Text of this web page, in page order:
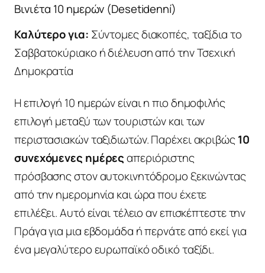
Βινιέτα 10 ημερών (Desetidenní)
Καλύτερο για: Σύντομες διακοπές, ταξίδια το
Σαββατοκύριακο ή διέλευση από την Τσεχική
Δημοκρατία
Η επιλογή 10 ημερών είναι η πιο δημοφιλής
επιλογή μεταξύ των τουριστών και των
περιστασιακών ταξιδιωτών. Παρέχει ακριβώς10
συνεχόμενες ημέρεςαπεριόριστης
πρόσβασης στον αυτοκινητόδρομο ξεκινώντας
από την ημερομηνία και ώρα που έχετε
επιλέξει. Αυτό είναι τέλειο αν επισκέπτεστε την
Πράγα για μια εβδομάδα ή περνάτε από εκεί για
ένα μεγαλύτερο ευρωπαϊκό οδικό ταξίδι.